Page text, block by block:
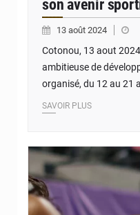
son avenir
13 août 2024
Cotonou, 13 aout
ambitieuse de
organisé, du 12 au 21
SAVOIR PLUS